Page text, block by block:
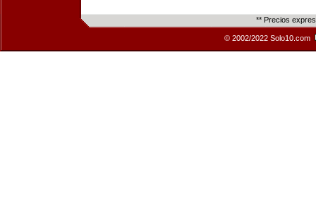
** Precios
© 2002/2022 Solo10.com